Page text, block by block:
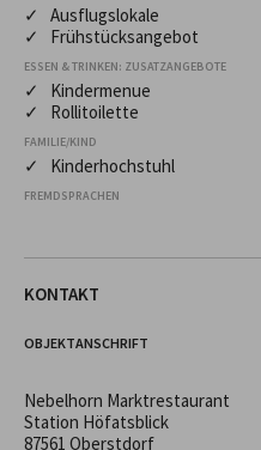
✓ Ausflugslokale
✓ Frühstücksangebot
ESSEN & TRINKEN: ZUSATZANGEBOTE
✓ Kindermenue
✓ Rollitoilette
FAMILIE/KIND
✓ Kinderhochstuhl
FREMDSPRACHEN
KONTAKT
OBJEKTANSCHRIFT
Nebelhorn Marktrestaurant
Station Höfatsblick
87561 Oberstdorf